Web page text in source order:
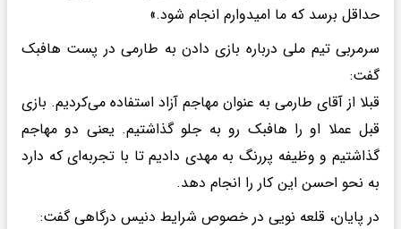
حداقل برسد که ما امیدوارم انجام شود.»
سرمربی تیم ملی درباره بازی دادن به طارمی در پست هافبک
گفت:
قبلا از آقای طارمی به عنوان مهاجم آزاد استفاده می‌کردیم. بازی
قبل عملا او را هافبک رو به جلو گذاشتیم. یعنی دو مهاجم
گذاشتیم و وظیفه پررنگ به مهدی دادیم تا با تجربه‌ای که دارد
به نحو احسن این کار را انجام دهد.
در پایان، قلعه نویی در خصوص شرایط دنیس درگاهی گفت: